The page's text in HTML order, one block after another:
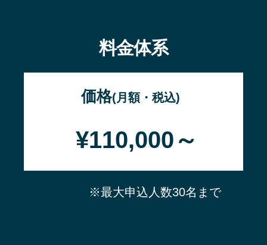
料金体系
価格(月額・税込)
¥110,000～
※最大申込人数30名まで